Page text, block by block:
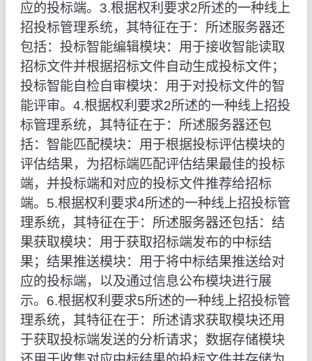
应的投标端。3.根据权利要求2所述的一种线上
招投标管理系统，其特征在于：所述服务器还
包括：投标智能编辑模块：用于接收智能读取
招标文件并根据招标文件自动生成投标文件；
投标智能自检自审模块：用于对投标文件的智
能评审。4.根据权利要求2所述的一种线上招投
标管理系统，其特征在于：所述服务器还包
括：智能匹配模块：用于根据投标评估模块的
评估结果，为招标端匹配评估结果最佳的投标
端，并投标端和对应的投标文件推荐给招标
端。5.根据权利要求4所述的一种线上招投标管
理系统，其特征在于：所述服务器还包括：结
果获取模块：用于获取招标端发布的中标结
果；结果推送模块：用于将中标结果推送给对
应的投标端，以及通过信息公布模块进行展
示。6.根据权利要求5所述的一种线上招投标管
理系统，其特征在于：所述请求获取模块还用
于获取投标端发送的分析请求；数据存储模块